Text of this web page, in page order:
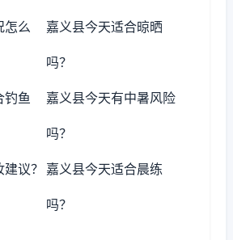
怎么 嘉义县今天适合晾晒
吗？
钓鱼 嘉义县今天有中暑风险
吗？
议？ 嘉义县今天适合晨练
吗？